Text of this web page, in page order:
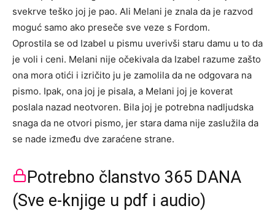
svekrve teško joj je pao. Ali Melani je znala da je razvod
moguć samo ako preseče sve veze s Fordom.
Oprostila se od Izabel u pismu uverivši staru damu u to da
je voli i ceni. Melani nije očekivala da Izabel razume zašto
ona mora otići i izričito ju je zamolila da ne odgovara na
pismo. Ipak, ona joj je pisala, a Melani joj je koverat
poslala nazad neotvoren. Bila joj je potrebna nadljudska
snaga da ne otvori pismo, jer stara dama nije zaslužila da
se nade između dve zaraćene strane.
Potrebno članstvo 365 DANA
(Sve e-knjige u pdf i audio)